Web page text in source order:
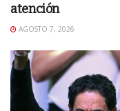
atención
AGOSTO 7, 2026